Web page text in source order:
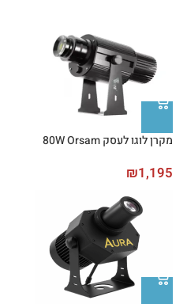
מקרן לוגו לעסק 80W Orsam
₪1,195